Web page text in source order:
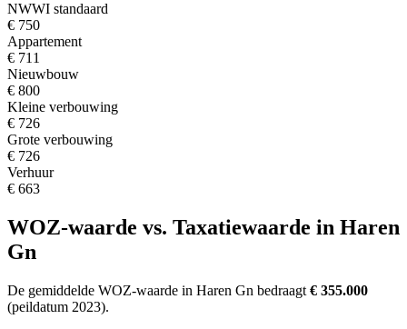
NWWI standaard
€ 750
Appartement
€ 711
Nieuwbouw
€ 800
Kleine verbouwing
€ 726
Grote verbouwing
€ 726
Verhuur
€ 663
WOZ-waarde vs. Taxatiewaarde in Haren
Gn
De gemiddelde WOZ-waarde in Haren Gn bedraagt € 355.000
(peildatum 2023).